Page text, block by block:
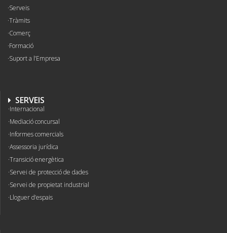
Serveis
Tràmits
Comerç
Formació
Suport a l’Empresa
SERVEIS
Internacional
Mediació concursal
Informes comercials
Assessoria jurídica
Transició energètica
Servei de protecció de dades
Servei de propietat industrial
Lloguer d’espais